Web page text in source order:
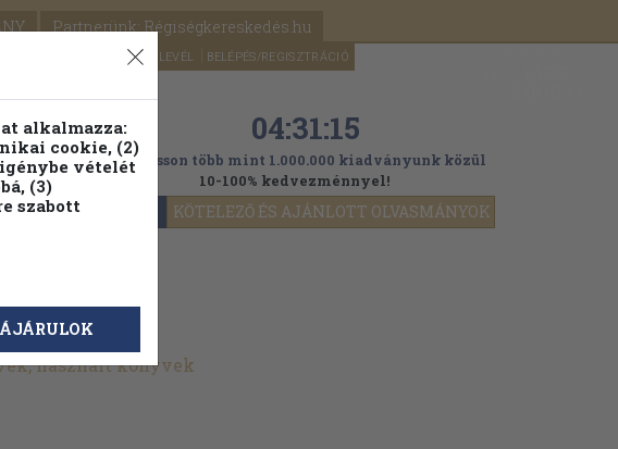
Partnerünk: Régiségkereskedés.hu
SEGÍTSÉG HÍRLEVÉL BELÉPÉS/REGISZTRÁCIÓ
OLVASMÁNYOK KÖTELEZŐ ÉS AJÁNLOTT OLVASMÁNYOK
fa 04:31:13
Válogasson több mint 1.000.000 kiadványunk közül
10-100% kedvezménnyel!
használt könyvek
alkalmazza:
cookie, (2)
vételét
(3)
szabott